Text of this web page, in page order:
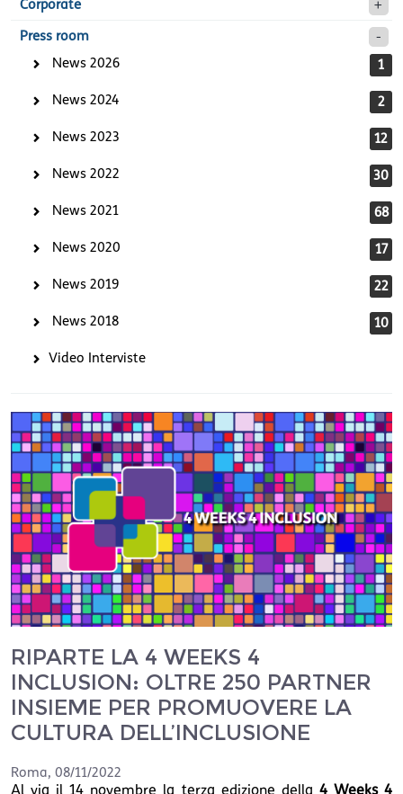
Corporate
Press room
News 2026
1
News 2024 2
News 2023 12
News 2022 30
News 2021 68
News 2020 17
News 2019 22
News 2018 10
Video Interviste
RIPARTE LA 4 WEEKS 4
INCLUSION: OLTRE 250 PARTNER
INSIEME PER PROMUOVERE LA
CULTURA DELL’INCLUSIONE
Roma, 08/11/2022
Al via il 14 novembre la terza edizione della 4 Weeks 4